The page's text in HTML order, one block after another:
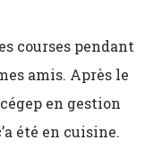
courses pendant
amis. Après le
en gestion
été en cuisine.